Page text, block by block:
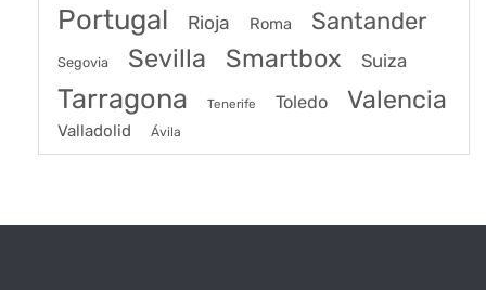
Portugal Rioja Roma Santander
Segovia Sevilla Smartbox Suiza
Tarragona Tenerife Toledo Valencia
Valladolid Ávila